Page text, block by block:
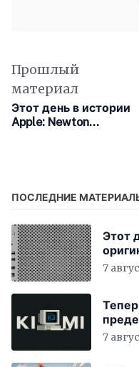
Прошлый
материал
Этот день в истории
Apple: Newton
ПОСЛЕДНИЕ
Этот
7
7